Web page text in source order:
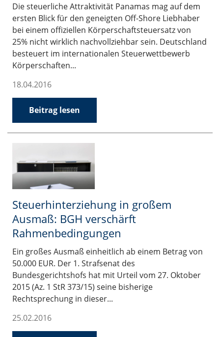
Die steuerliche Attraktivität Panamas mag auf dem
ersten Blick für den geneigten Off-Shore Liebhaber
bei einem offiziellen Körperschaftsteuersatz von
25% nicht wirklich nachvollziehbar sein. Deutschland
besteuert im internationalen Steuerwettbewerb
Körperschaften...
18.04.2016
Beitrag lesen
Steuerhinterziehung in großem
Ausmaß: BGH verschärft
Rahmenbedingungen
Ein großes Ausmaß einheitlich ab einem Betrag von
50.000 EUR. Der 1. Strafsenat des
Bundesgerichtshofs hat mit Urteil vom 27. Oktober
2015 (Az. 1 StR 373/15) seine bisherige
Rechtsprechung in dieser...
25.02.2016